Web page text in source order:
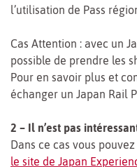
l’utilisation de Pass
Cas Attention : avec un
possible de prendre les
Pour en savoir plus et
échanger un Japan Rail
2 – Il n’est pas
Dans ce cas vous
le site de Japan